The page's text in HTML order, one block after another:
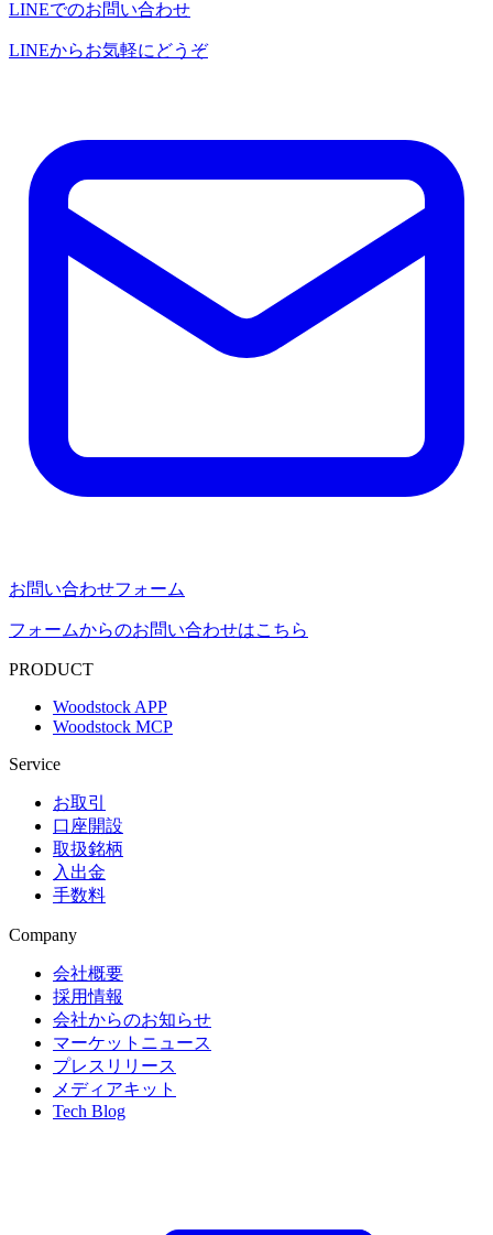
LINEでのお問い合わせ
LINEからお気軽にどうぞ
お問い合わせフォーム
フォームからのお問い合わせはこちら
PRODUCT
Woodstock APP
Woodstock MCP
Service
お取引
口座開設
取扱銘柄
入出金
手数料
Company
会社概要
採用情報
会社からのお知らせ
マーケットニュース
プレスリリース
メディアキット
Tech Blog